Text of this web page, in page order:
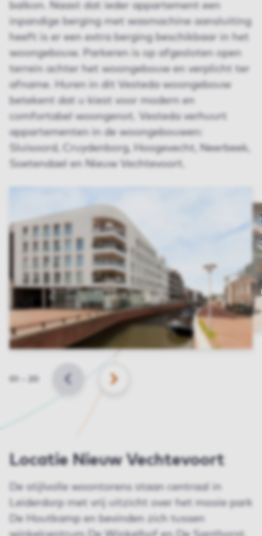
balkon. Naast dat ieder appartement een
inpandige berging met wasmachine aansluiting
heeft is er een extra berging beschikbaar in het
woongebouw. Parkeren is op afgesloten open
terrein achter het woongebouw en verplicht ter
afname. Huren in dit Vesteda woongebouw
betekent dat u kiest voor modern en
comfortabel woongenot. Vesteda verhuurt
appartementen in de woongebouwen:
Sluisoord, Cruydenborg, Hoogevecht, Neerbeek,
Soetendael en Nieuw Vechtevoort.
Slide
VORIGE VOLGENDE
Locatie Nieuw Vechtevoort
De stijlvolle woontorens staan centraal in
Leiderdorp met vrij uitzicht over het mooie park
De Houtkamp en bevinden zich tussen